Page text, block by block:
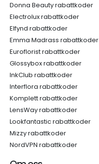
Donna Beauty rabattkoder
Electrolux rabattkoder
Elfynd rabattkoder
Emma Madrass rabattkoder
Euroflorist rabattkoder
Glossybox rabattkoder
InkClub rabattkoder
Interflora rabattkoder
Komplett rabattkoder
LensWay rabattkoder
Lookfantastic rabattkoder
Mizzy rabattkoder
NordVPN rabattkoder